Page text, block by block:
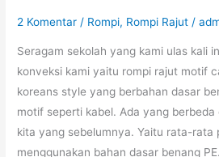
2 Komentar / Rompi, Rompi Rajut /
Seragam sekolah yang kami ulas kali
konveksi kami yaitu rompi rajut motif
koreans style yang berbahan dasar
motif seperti kabel. Ada yang
kita yang sebelumnya. Yaitu rata-rata
menggunakan bahan dasar benang